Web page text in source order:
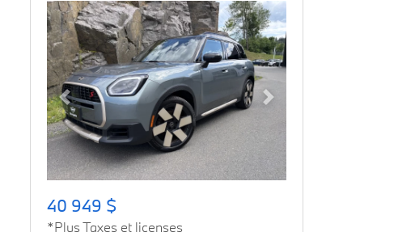
Previous Next
40 949 $
*Plus Taxes et licenses